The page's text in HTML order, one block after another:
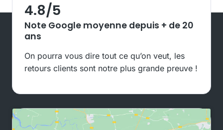
4.8/5
Note Google moyenne depuis + de 20
ans
On pourra vous dire tout ce qu’on veut, les
retours clients sont notre plus grande preuve !